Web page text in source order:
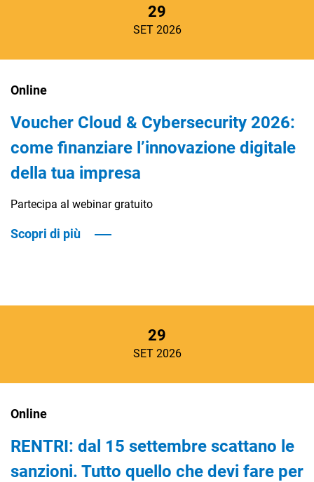
29
SET 2026
Online
Voucher Cloud & Cybersecurity 2026:
come finanziare l’innovazione digitale
della tua impresa
Partecipa al webinar gratuito
Scopri di più
29
SET 2026
Online
RENTRI: dal 15 settembre scattano le
sanzioni. Tutto quello che devi fare per